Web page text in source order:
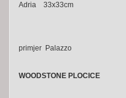
Adria 33x33cm
primjer Palazzo
WOODSTONE PLOCICE